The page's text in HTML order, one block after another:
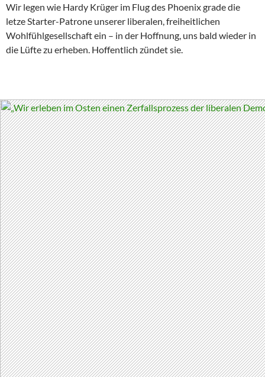
Wir legen wie Hardy Krüger im Flug des Phoenix grade die
letze Starter-Patrone unserer liberalen, freiheitlichen
Wohlfühlgesellschaft ein – in der Hoffnung, uns bald wieder in
die Lüfte zu erheben. Hoffentlich zündet sie.